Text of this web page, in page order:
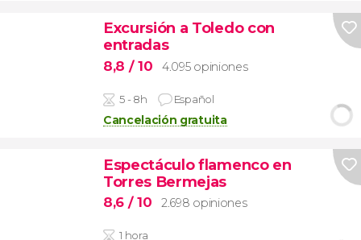
Excursión a Toledo con
entradas
8,8 / 10 4.095 opiniones
5 - 8h Español
Cancelación gratuita
Espectáculo flamenco en
Torres Bermejas
8,6 / 10 2.698 opiniones
1 hora